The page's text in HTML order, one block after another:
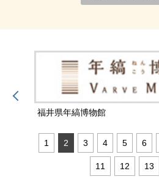
福井県年縞博物館
1 2 3 4 5 6
11 12 13